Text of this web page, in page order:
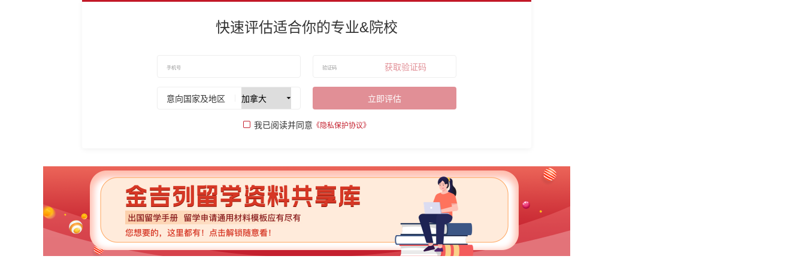
快速评估适合你的专业&院校
获取验证码
意向国家及地区 立即评估
我已阅读并同意 《隐私保护协议》